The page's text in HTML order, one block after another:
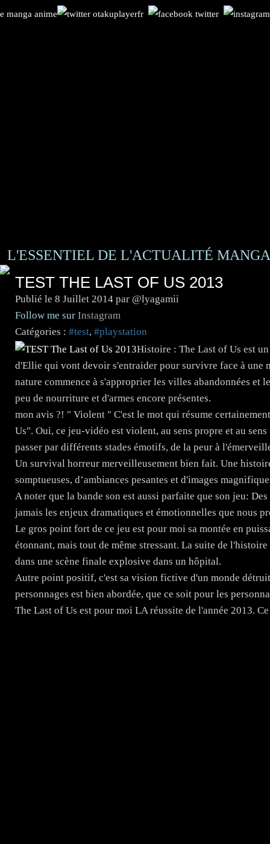
L'ESSENTIEL DE L'ACTUALITÉ
TEST THE LAST OF US 2013
Publié le 8 Juillet 2014 par @lyagamii
Follow me sur Instagram
Catégories : #test, #playstation
Histoire : The Last of Us est
d'Ellie qui vont devoir s'entraider pour survivre face à une
nature commence à s'approprier les villes abandonnées et
peu de nourriture et d'armes encore présentes.
mon avis ?! " Violent " C'est le mot qui résume
Us". Oui, ce jeu-vidéo est violent, au sens propre et au
passer par différents stades émotifs, de la peur à
Un survival horreur merveilleusement bien fait. Une
somptueuses, d’ambiances pesantes et d'images
A noter que la bande son est aussi parfaite que son jeu:
jamais les enjeux dramatiques et émotionnelles que nous
Le gros point fort de ce jeu est pour moi sa montée en
étonnant, mais tout de même stressant. La suite de
dans une scène finale explosive dans un hôpital.
Autre point positif, c'est sa vision fictive d'un monde
personnages est bien abordée, que ce soit pour les
The Last of Us est pour moi LA réussite de l'année 2013.